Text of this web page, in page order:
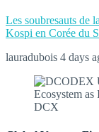
Les soubresauts de
Kospi en Corée du
lauradubois 4 days